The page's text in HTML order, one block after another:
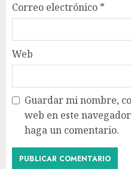
Correo electrónico *
Web
Guardar mi nombre,
web en este
haga un comentario.